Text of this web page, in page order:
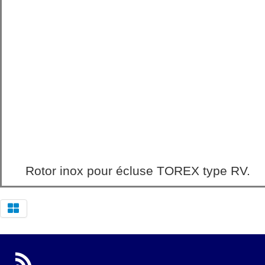
Rotor inox pour écluse TOREX type RV.